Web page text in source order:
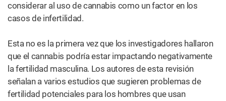
considerar al uso de cannabis como un factor en los
casos de infertilidad.
Esta no es la primera vez que los investigadores hallaron
que el cannabis podría estar impactando negativamente
la fertilidad masculina. Los autores de esta revisión
señalan a varios estudios que sugieren problemas de
fertilidad potenciales para los hombres que usan